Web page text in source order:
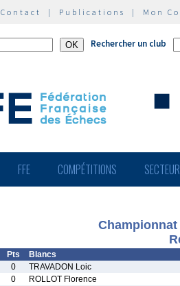
Contact | Publications | Mon
Rechercher un club
FFE COMPÉTITIONS
Championnat
Pts
Blancs
0
TRAVADON Loic
0
ROLLOT Florence